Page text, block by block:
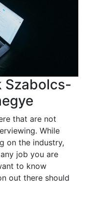
Szabolcs-
that are not
While
on the industry,
job you are
to know
out there should